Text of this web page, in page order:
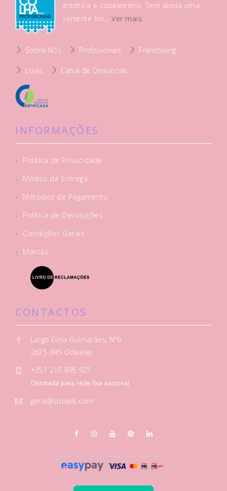
estética e cabeleireiro. Tem ainda uma
vertente for...Ver mais
Sobre Nós Profissionais Franchising
Lojas Canal de Denúncias
INFORMAÇÕES
-
Política de Privacidade
-
Modos de Entrega
-
Métodos de Pagamento
-
Política de Devoluções
-
Condições Gerais
-
Marcas
CONTACTOS
Largo Elina Guimarães, Nº6
2675-345 Odivelas
+351 215 895 921
Chamada para rede fixa nacional
geral@sbnails.com